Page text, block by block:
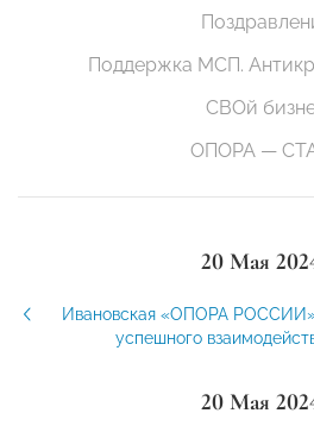
Поддержка МСП.
СВОй
ОПОРА —
20 Мая
Ивановская «ОПОРА
успешного
20 Мая